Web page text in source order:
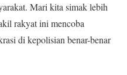
Mari kita simak lebih
rakyat ini mencoba
di kepolisian benar-benar